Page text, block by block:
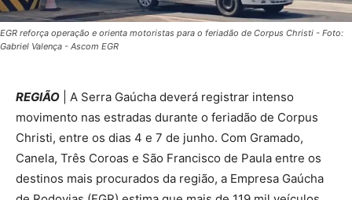
EGR reforça operação e orienta motoristas para o feriadão de Corpus Christi - Foto:
Gabriel Valença - Ascom EGR
REGIÃO | A Serra Gaúcha deverá registrar intenso
movimento nas estradas durante o feriadão de Corpus
Christi, entre os dias 4 e 7 de junho. Com Gramado,
Canela, Três Coroas e São Francisco de Paula entre os
destinos mais procurados da região, a Empresa Gaúcha